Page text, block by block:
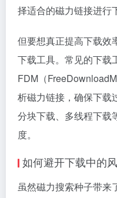
择适合的磁力链接进行
但要想真正提高下载效
下载工具。常见的下载
FDM（
析磁力链接，确保下载
分块下载、多线程下载
度。
如何避开下载中的
虽然磁力搜索种子带来